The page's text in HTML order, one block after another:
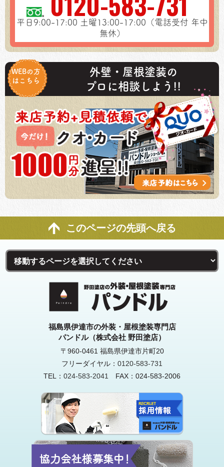
平日9:00-17:00 土曜13:00-17:00（電話受付 年中
無休）
WEBの方
はこちら
外壁・屋根塗装の
プロに相談しよう!!
このページの先頭へ戻る
福島県伊達市の外装・屋根塗装専門店
パンドル（株式会社 野田塗店）
〒960-0461 福島県伊達市片町20
フリーダイヤル： 0120-583-731
TEL： 024-583-2041 FAX：024-583-2006